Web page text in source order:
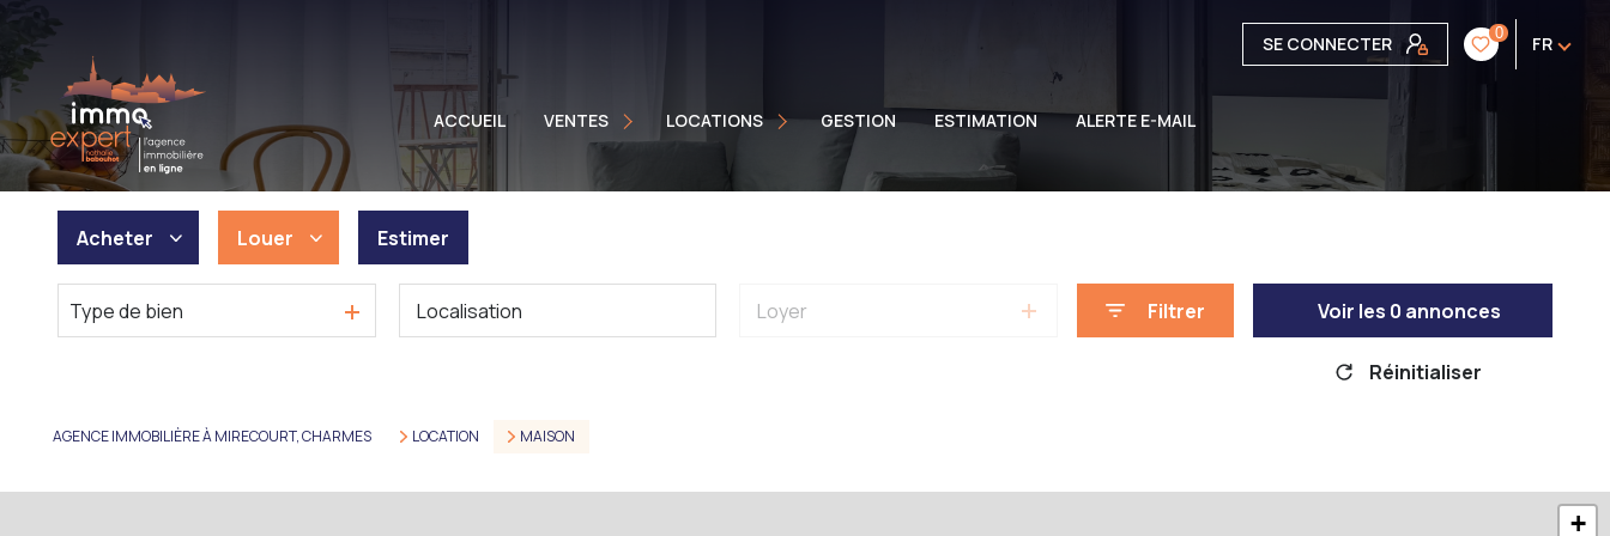
SE CONNECTER 0 FR
ACCUEIL VENTES
Appartements
Locaux Pro
LOCATIONS
Appartements
GESTION ESTIMATION ALERTE E-MAIL
Acheter
De l'ancien
Louer
à l'année
Estimer
Type de bien Loyer Filtrer Voir les 0 annonces
Réinitialiser
AGENCE IMMOBILIÈRE À MIRECOURT, CHARMES LOCATION MAISON
+